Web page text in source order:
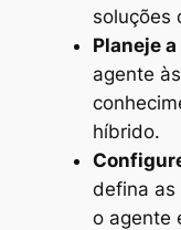
soluções
Planeje
agente
híbrido.
defina as
o agente